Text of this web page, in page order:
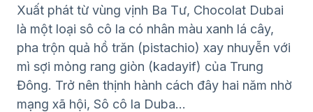
Xuất phát từ vùng vịnh Ba Tư, Chocolat Dubai
là một loại sô cô la có nhân màu xanh lá cây,
pha trộn quả hồ trăn (pistachio) xay nhuyễn với
mì sợi mỏng rang giòn (kadayif) của Trung
Đông. Trở nên thịnh hành cách đây hai năm nhờ
mạng xã hội, Sô cô la Duba…